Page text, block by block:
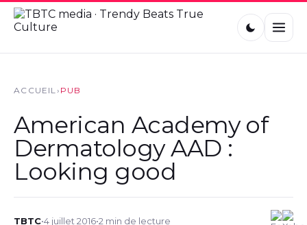
ACCUEIL› PUB
American Academy of
Dermatology AAD :
Looking good
TBTC•4 juillet 2016•2 min de lecture